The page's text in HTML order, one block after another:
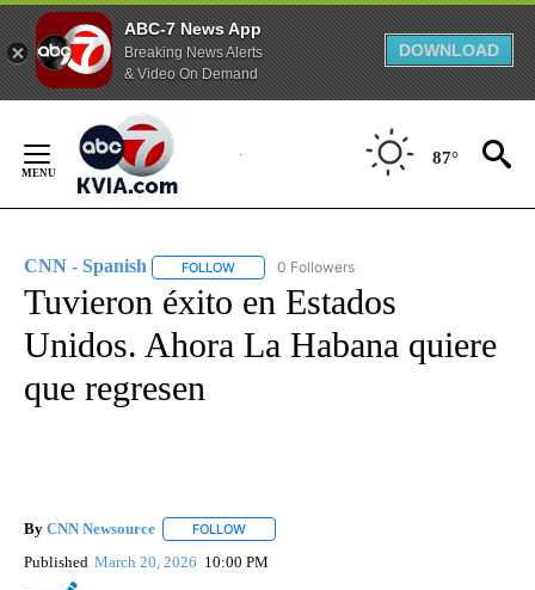
ABC-7 News App
Breaking News Alerts
& Video On Demand
DOWNLOAD
Content
87°
CNN - Spanish FOLLOW FOLLOW "CNN - SPANISH" TO RECEIVE
0 Followers
Tuvieron éxito en Estados
Unidos. Ahora La Habana quiere
que regresen
By CNN Newsource FOLLOW
Published March 20, 2026 10:00 PM